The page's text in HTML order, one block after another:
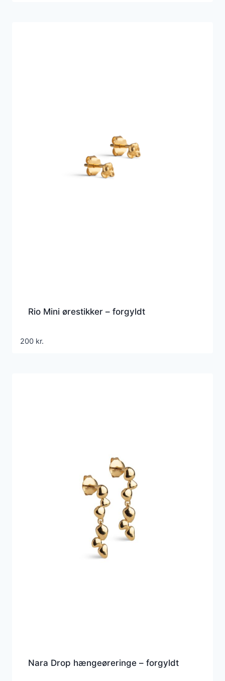
Rio Mini ørestikker – forgyldt
200 kr.
Nara Drop hængeøreringe – forgyldt